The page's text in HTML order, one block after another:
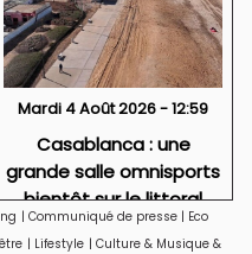
Mardi 4 Août 2026 - 12:59
Casablanca : une
grande salle omnisports
bientôt sur le littoral
d'Aïn Sebaâ
| Communiqué de presse | Eco
| Lifestyle | Culture & Musique &